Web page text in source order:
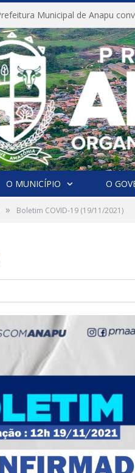
O MUNICÍPIO O
» Boletim COVID-19 (19/11/2021)